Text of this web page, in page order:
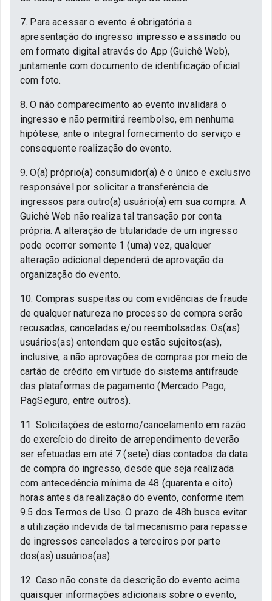
7. Para acessar o evento é obrigatória a
apresentação do ingresso impresso e assinado ou
em formato digital através do App (Guichê Web),
juntamente com documento de identificação oficial
com foto.
8. O não comparecimento ao evento invalidará o
ingresso e não permitirá reembolso, em nenhuma
hipótese, ante o integral fornecimento do serviço e
consequente realização do evento.
9. O(a) próprio(a) consumidor(a) é o único e exclusivo
responsável por solicitar a transferência de
ingressos para outro(a) usuário(a) em sua compra. A
Guichê Web não realiza tal transação por conta
própria. A alteração de titularidade de um ingresso
pode ocorrer somente 1 (uma) vez, qualquer
alteração adicional dependerá de aprovação da
organização do evento.
10. Compras suspeitas ou com evidências de fraude
de qualquer natureza no processo de compra serão
recusadas, canceladas e/ou reembolsadas. Os(as)
usuários(as) entendem que estão sujeitos(as),
inclusive, a não aprovações de compras por meio de
cartão de crédito em virtude do sistema antifraude
das plataformas de pagamento (Mercado Pago,
PagSeguro, entre outros).
11. Solicitações de estorno/cancelamento em razão
do exercício do direito de arrependimento deverão
ser efetuadas em até 7 (sete) dias contados da data
de compra do ingresso, desde que seja realizada
com antecedência mínima de 48 (quarenta e oito)
horas antes da realização do evento, conforme item
9.5 dos Termos de Uso. O prazo de 48h busca evitar
a utilização indevida de tal mecanismo para repasse
de ingressos cancelados a terceiros por parte
dos(as) usuários(as).
12. Caso não conste da descrição do evento acima
quaisquer informações adicionais sobre o evento,